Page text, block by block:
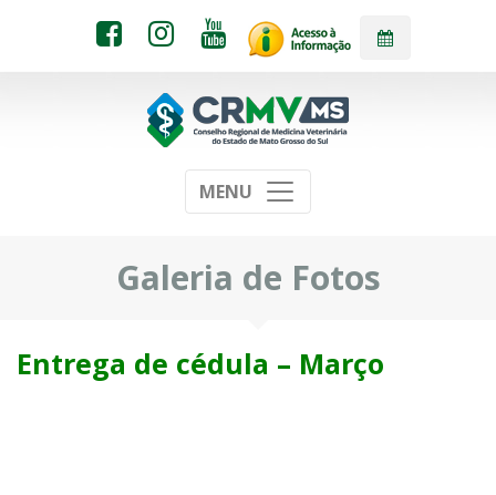
MENU
Galeria de Fotos
Entrega de cédula – Março